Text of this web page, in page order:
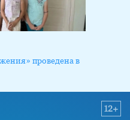
проведена в
12+